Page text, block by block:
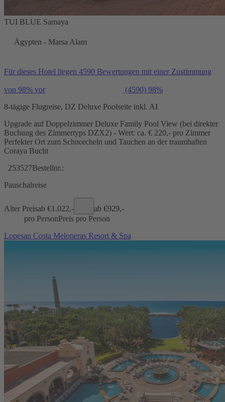
TUI BLUE Samaya
Ägypten - Marsa Alam
Für dieses Hotel liegen 4590 Bewertungen mit einer Zustimmung
von 98% vor (4590) 98%
8-tägige Flugreise, DZ Deluxe Poolseite inkl. AI
Upgrade auf Doppelzimmer Deluxe Family Pool View (bei direkter
Buchung des Zimmertyps DZX2) - Wert: ca. € 220,- pro Zimmer
Perfekter Ort zum Schnorcheln und Tauchen an der traumhaften
Coraya Bucht
253527Bestellnr.:
Pauschalreise
Alter Preisab €1.022,- ab €929,-
pro PersonPreis pro Person
Lopesan Costa Meloneras Resort & Spa